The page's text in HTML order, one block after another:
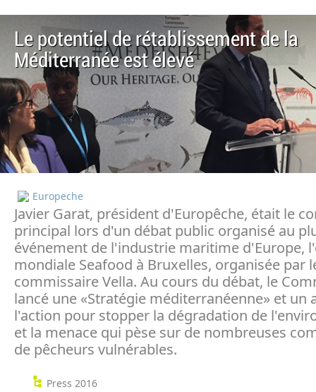
Le potentiel de rétablissement de la
Méditerranée est élevé
Europeche
Javier Garat, président d'Europêche, était le
principal lors d'un débat public organisé au
événement de l'industrie maritime d'Europe,
mondiale Seafood à Bruxelles, organisée par
commissaire Vella. Au cours du débat, le
lancé une «Stratégie méditerranéenne» et un
l'action pour stopper la dégradation de
et la menace qui pèse sur de nombreuses
de pêcheurs vulnérables.
Press 2016